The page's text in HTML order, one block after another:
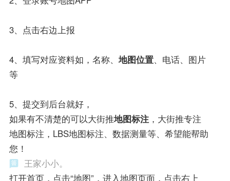
3、点击右边上报
4、填写对应资料如，名称、 地图位置、电话、图片
等
5、提交到后台就好，
如果有不清楚的可以大街推地图标注，大街推专注
地图标注，LBS地图标注、数据测量等、希望能帮助
您！
王家小小。
打开首页，点击“地图”，进入地图页面，点击右上